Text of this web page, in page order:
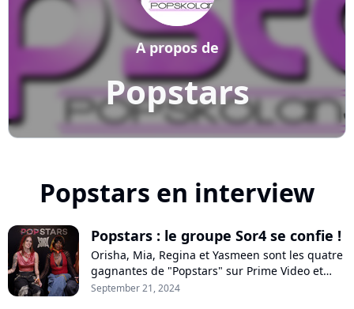
Popstars
A propos de
Popstars en interview
Popstars : le groupe Sor4 se confie !
Orisha, Mia, Regina et Yasmeen sont les quatre
gagnantes de "Popstars" sur Prime Video et
forment désormais le groupe Sor4. En interview
September 21, 2024